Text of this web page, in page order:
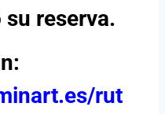
su reserva.
rut